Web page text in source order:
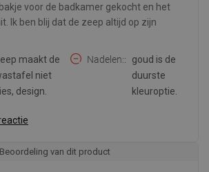
voor de badkamer gekocht en het
Ik ben blij dat de zeep altijd op zijn
maakt de
niet
design.
Nadelen:
goud is de
duurste
kleuroptie.
Beoordeling van dit product